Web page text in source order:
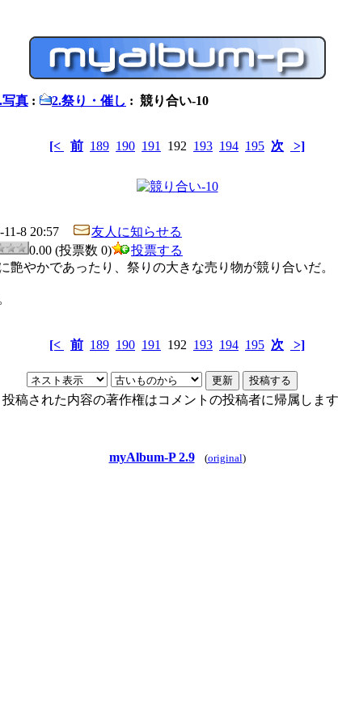
写真 : 2.祭り・催し : 競り合い-10
[< 前 189 190 191 192 193 194 195 次 >]
11-8 20:57
友人に知らせる
0.00 (投票数 0)
投票する
艶やかであったり、祭りの大きな売り物が競り合いだ。
[< 前 189 190 191 192 193 194 195 次 >]
投稿された内容の著作権はコメントの投稿者に帰属します
myAlbum-P 2.9 (original)